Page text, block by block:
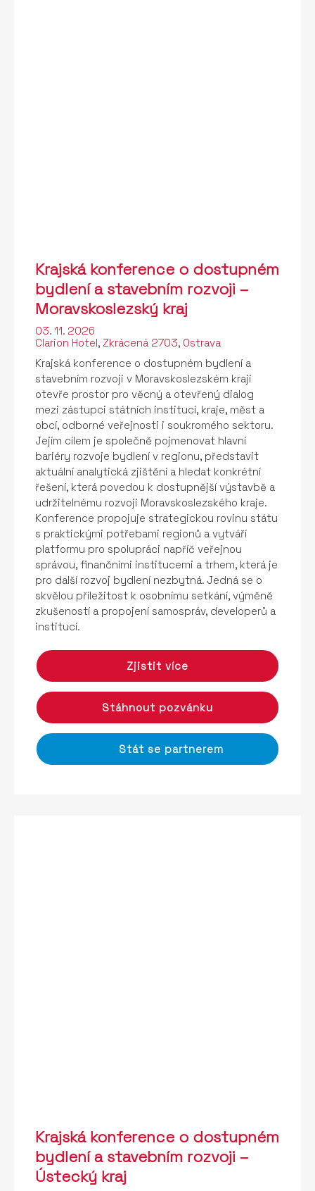
Krajská konference o dostupném
bydlení a stavebním rozvoji –
Moravskoslezský kraj
03. 11. 2026
Clarion Hotel, Zkrácená 2703, Ostrava
Krajská konference o dostupném bydlení a
stavebním rozvoji v Moravskoslezském kraji
otevře prostor pro věcný a otevřený dialog
mezi zástupci státních institucí, kraje, měst a
obcí, odborné veřejnosti i soukromého sektoru.
Jejím cílem je společně pojmenovat hlavní
bariéry rozvoje bydlení v regionu, představit
aktuální analytická zjištění a hledat konkrétní
řešení, která povedou k dostupnější výstavbě a
udržitelnému rozvoji Moravskoslezského kraje.
Konference propojuje strategickou rovinu státu
s praktickými potřebami regionů a vytváří
platformu pro spolupráci napříč veřejnou
správou, finančními institucemi a trhem, která je
pro další rozvoj bydlení nezbytná. Jedná se o
skvělou příležitost k osobnímu setkání, výměně
zkušeností a propojení samospráv, developerů a
institucí.
Zjistit více
Stáhnout pozvánku
Stát se partnerem
Krajská konference o dostupném
bydlení a stavebním rozvoji –
Ústecký kraj